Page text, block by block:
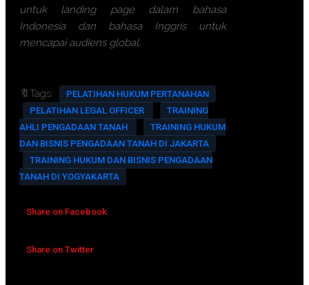
untuk landing page dalam bahasa
Indonesia dan bahasa Inggris untuk
mencapai audiens global.
🔖Tags:
PELATIHAN HUKUM PERTANAHAN
PELATIHAN LEGAL OFFICER
TRAINING
AHLI PENGADAAN TANAH
TRAINING HUKUM
DAN BISNIS PENGADAAN TANAH DI JAKARTA
TRAINING HUKUM DAN BISNIS PENGADAAN
TANAH DI YOGYAKARTA
Share on Facebook
Share on Twitter